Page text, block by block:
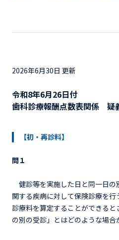
2026年6月30日 更新
令和8年6月26日付
歯科診療報酬点数表関係 疑
【初・再診料】
問１
健診等を実施した日と同一日の
関する疾病に対して保険診療を
診療料を算定することができる
の別の受診」とはどのような場合